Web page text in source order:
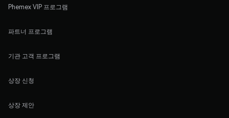
Phemex VIP 프로그램
파트너 프로그램
기관 고객 프로그램
상장 신청
상장 제안